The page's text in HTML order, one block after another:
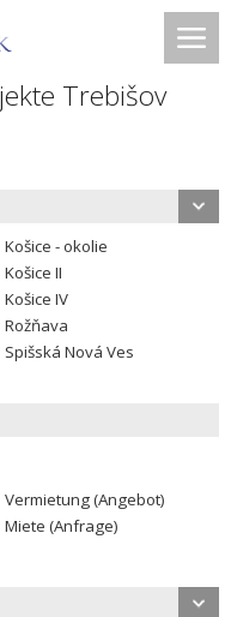
Trebišov
Košice - okolie
Košice II
Košice IV
Rožňava
Spišská Nová Ves
Vermietung (Angebot)
Miete (Anfrage)